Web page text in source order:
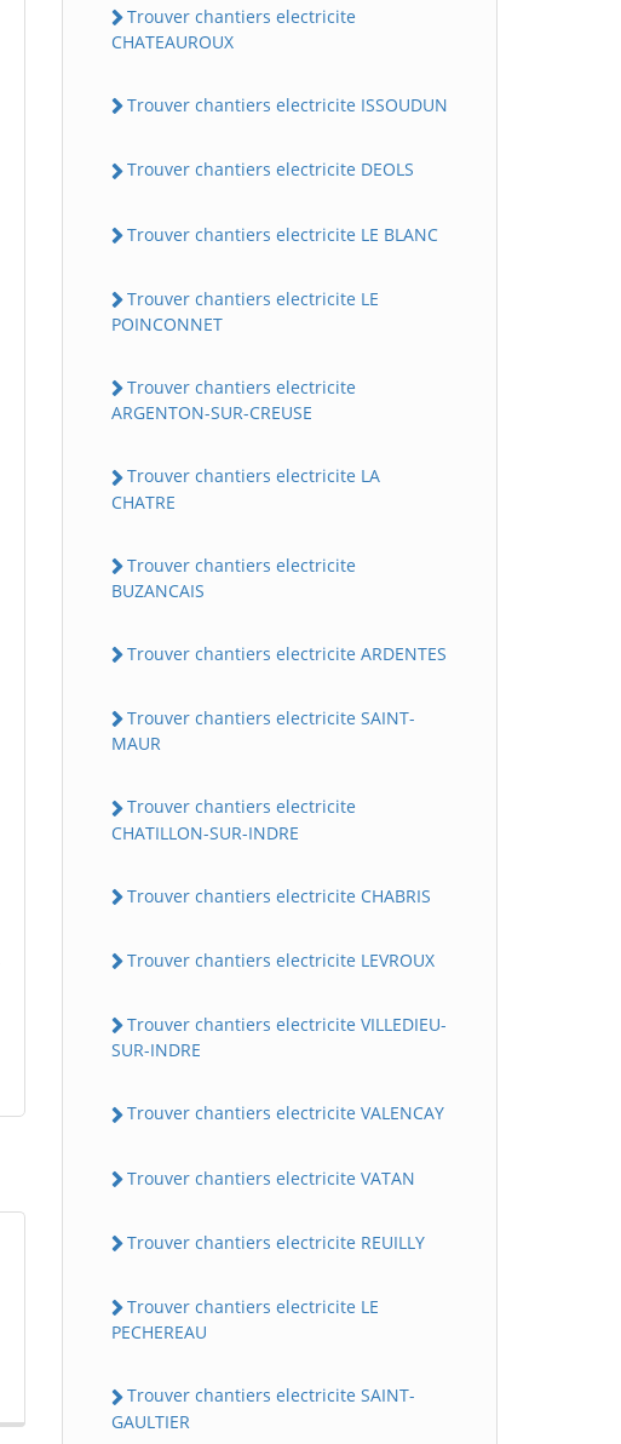
Trouver chantiers electricite
CHATEAUROUX
Trouver chantiers electricite ISSOUDUN
Trouver chantiers electricite DEOLS
Trouver chantiers electricite LE BLANC
Trouver chantiers electricite LE
POINCONNET
Trouver chantiers electricite
ARGENTON-SUR-CREUSE
Trouver chantiers electricite LA
CHATRE
Trouver chantiers electricite
BUZANCAIS
Trouver chantiers electricite ARDENTES
Trouver chantiers electricite SAINT-
MAUR
Trouver chantiers electricite
CHATILLON-SUR-INDRE
Trouver chantiers electricite CHABRIS
Trouver chantiers electricite LEVROUX
Trouver chantiers electricite VILLEDIEU-
SUR-INDRE
Trouver chantiers electricite VALENCAY
Trouver chantiers electricite VATAN
Trouver chantiers electricite REUILLY
Trouver chantiers electricite LE
PECHEREAU
Trouver chantiers electricite SAINT-
GAULTIER